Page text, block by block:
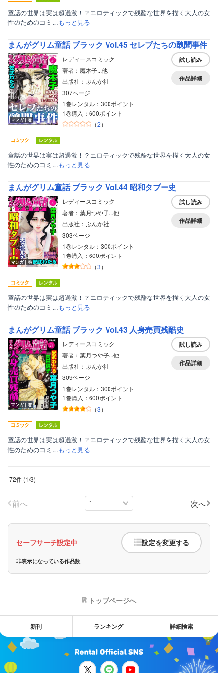
童話の世界は実は超過激！？エロティックで残酷な世界を描く大人の女
性のためのコミ…もっと見る
まんがグリム童話 ブラック Vol.45 セレブたちの醜聞事件
マンガ｜巻
レディースコミック
著者：魔木子...他
出版社：ぶんか社
307ページ
1巻レンタル：300ポイント
1巻購入：600ポイント
（2）
試し読み
作品詳細
童話の世界は実は超過激！？エロティックで残酷な世界を描く大人の女
性のためのコミ…もっと見る
まんがグリム童話 ブラック Vol.44 昭和タブー史
マンガ｜巻
レディースコミック
著者：葉月つや子...他
出版社：ぶんか社
303ページ
1巻レンタル：300ポイント
1巻購入：600ポイント
（3）
試し読み
作品詳細
童話の世界は実は超過激！？エロティックで残酷な世界を描く大人の女
性のためのコミ…もっと見る
まんがグリム童話 ブラック Vol.43 人身売買残酷史
マンガ｜巻
レディースコミック
著者：葉月つや子...他
出版社：ぶんか社
309ページ
1巻レンタル：300ポイント
1巻購入：600ポイント
（3）
試し読み
作品詳細
童話の世界は実は超過激！？エロティックで残酷な世界を描く大人の女
性のためのコミ…もっと見る
72件 (1/3)
前へ 次へ
セーフサーチ設定中 設定を変更する
非表示になっている作品数
トップページへ
新刊 ランキング 詳細検索